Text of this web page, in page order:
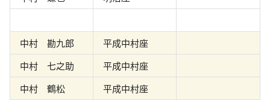
中村 勘九郎
平成中村座
中村 七之助
平成中村座
中村 鶴松
平成中村座